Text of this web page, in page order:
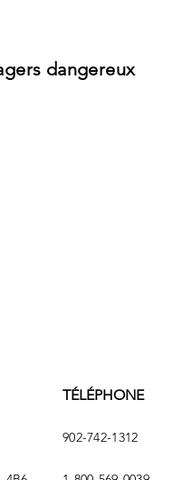
dangereux
TÉLÉPHONE
902-742-1312